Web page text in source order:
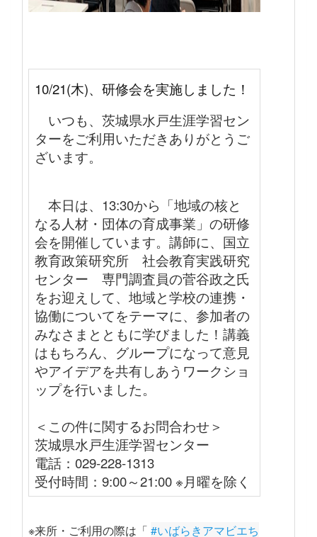
10/21(木)、研修会を実施しました！
いつも、茨城県水戸生涯学習セン
ターをご利用いただきありがとうご
ざいます。
本日は、13:30から「地域の核と
なる人材・団体の育成事業」の研修
会を開催しています。 講師に、国立
教育政策研究所 社会教育実践研究
センター 専門調査員の菅谷政之氏
をお迎えして、地域と学校の連携・
協働についてをテーマに、参加者の
みなさまとともに学びました！講義
はもちろん、グループになって意見
やアイデアを共有しあうワークショ
ップを行いました。
＜この件に関するお問合わせ＞
茨城県水戸生涯学習センター
電話：029-228-1313
受付時間：9:00～21:00 ※月曜を除く
※来所・ご利用の際は「 #いばらきアマビエち